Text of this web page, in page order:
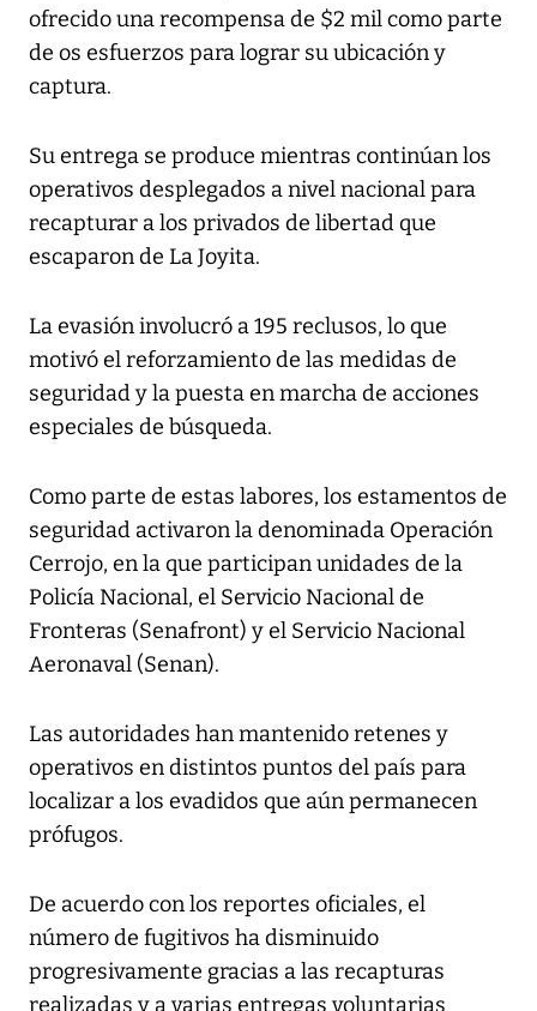
ofrecido una recompensa de $2 mil como parte
de os esfuerzos para lograr su ubicación y
captura.
Su entrega se produce mientras continúan los
operativos desplegados a nivel nacional para
recapturar a los privados de libertad que
escaparon de La Joyita.
La evasión involucró a 195 reclusos, lo que
motivó el reforzamiento de las medidas de
seguridad y la puesta en marcha de acciones
especiales de búsqueda.
Como parte de estas labores, los estamentos de
seguridad activaron la denominada Operación
Cerrojo, en la que participan unidades de la
Policía Nacional, el Servicio Nacional de
Fronteras (Senafront) y el Servicio Nacional
Aeronaval (Senan).
Las autoridades han mantenido retenes y
operativos en distintos puntos del país para
localizar a los evadidos que aún permanecen
prófugos.
De acuerdo con los reportes oficiales, el
número de fugitivos ha disminuido
progresivamente gracias a las recapturas
realizadas y a varias entregas voluntarias